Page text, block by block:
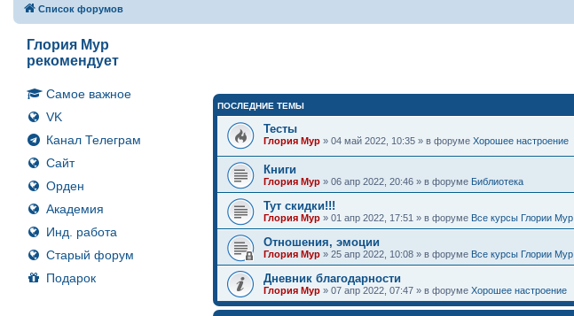
Список форумов
Глория Мур
рекомендует
Самое важное
VK
Канал Телеграм
Сайт
Орден
Академия
Инд. работа
Старый форум
Подарок
ПОСЛЕДНИЕ ТЕМЫ
Тесты
Глория Мур » 04 май 2022, 10:35 » в форумеХорошее настроение
Книги
Глория Мур » 06 апр 2022, 20:46 » в форуме Библиотека
Тут скидки!!!
Глория Мур » 01 апр 2022, 17:51 » в форуме Все курсы Глории Мур
Отношения, эмоции
Глория Мур » 25 апр 2022, 10:08 » в форуме Все курсы Глории Мур
Дневник благодарности
Глория Мур » 07 апр 2022, 07:47 » в форумеХорошее настроение